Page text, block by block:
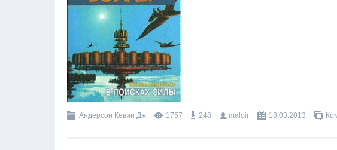
Андерсон Кевин Дж 1757 248 maloir 18.03.2013